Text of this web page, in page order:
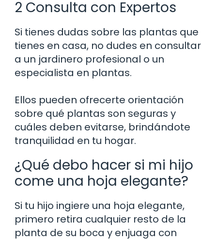
2 Consulta con Expertos
Si tienes dudas sobre las plantas que
tienes en casa, no dudes en consultar
a un jardinero profesional o un
especialista en plantas.
Ellos pueden ofrecerte orientación
sobre qué plantas son seguras y
cuáles deben evitarse, brindándote
tranquilidad en tu hogar.
¿Qué debo hacer si mi hijo
come una hoja elegante?
Si tu hijo ingiere una hoja elegante,
primero retira cualquier resto de la
planta de su boca y enjuaga con